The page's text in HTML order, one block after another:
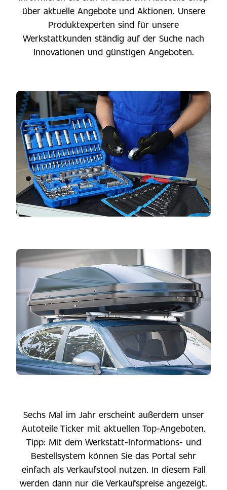
über aktuelle Angebote und Aktionen. Unsere
Produktexperten sind für unsere
Werkstattkunden ständig auf der Suche nach
Innovationen und günstigen Angeboten.
Sechs Mal im Jahr erscheint außerdem unser
Autoteile Ticker mit aktuellen Top-Angeboten.
Tipp: Mit dem Werkstatt-Informations- und
Bestellsystem können Sie das Portal sehr
einfach als Verkaufstool nutzen. In diesem Fall
werden dann nur die Verkaufspreise angezeigt.